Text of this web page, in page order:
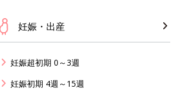
妊娠・出産
妊娠超初期 0～3週
妊娠初期 4週～15週